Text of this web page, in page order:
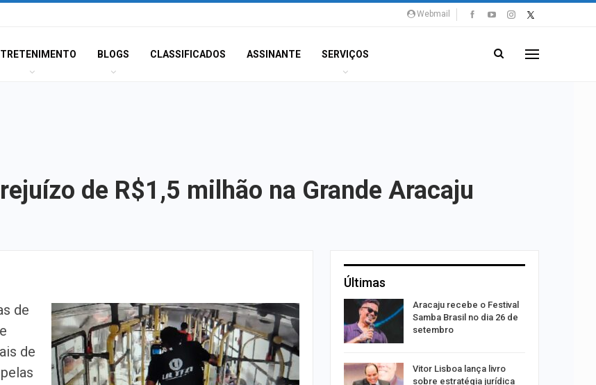
Webmail
BLOGS CLASSIFICADOS ASSINANTE SERVIÇOS
de R$1,5 milhão na Grande Aracaju
de
de
Últimas
Atraso na ampliação do
teste do pezinho dificulta
diagnóstico da…
Jovem é apreendida após
se passar por funcionária
Aracaju recebe o Festival
Samba Brasil no dia 26 de
setembro
Vitor Lisboa lança livro
sobre estratégia jurídica